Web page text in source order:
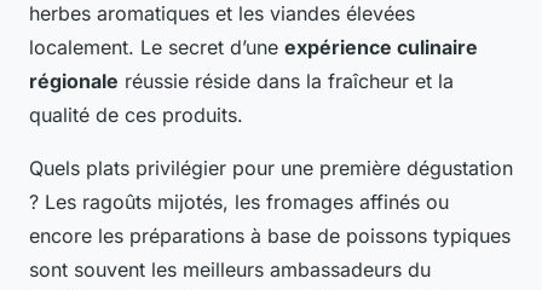
herbes aromatiques et les viandes élevées
localement. Le secret d’une expérience culinaire
régionale réussie réside dans la fraîcheur et la
qualité de ces produits.
Quels plats privilégier pour une première dégustation
? Les ragoûts mijotés, les fromages affinés ou
encore les préparations à base de poissons typiques
sont souvent les meilleurs ambassadeurs du